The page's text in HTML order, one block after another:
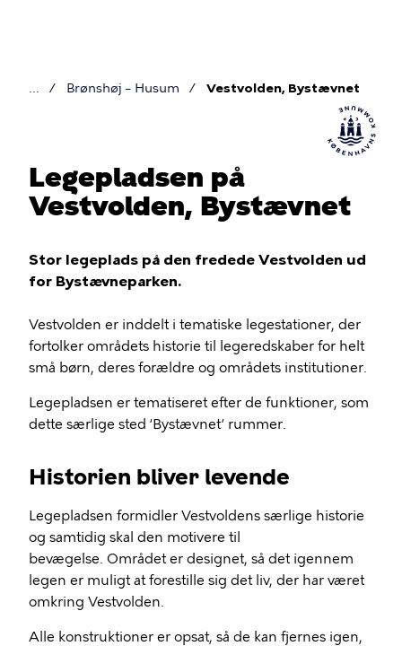
Brønshøj – Husum Vestvolden, Bystævnet
Legepladsen på
Vestvolden, Bystævnet
Stor legeplads på den fredede Vestvolden ud
for Bystævneparken.
Vestvolden er inddelt i tematiske legestationer, der
fortolker områdets historie til legeredskaber for helt
små børn, deres forældre og områdets institutioner.
Legepladsen er tematiseret efter de funktioner, som
dette særlige sted ‘Bystævnet’ rummer.
Historien bliver levende
Legepladsen formidler Vestvoldens særlige historie
og samtidig skal den motivere til
bevægelse. Området er designet, så det igennem
legen er muligt at forestille sig det liv, der har været
omkring Vestvolden.
Alle konstruktioner er opsat, så de kan fjernes igen,